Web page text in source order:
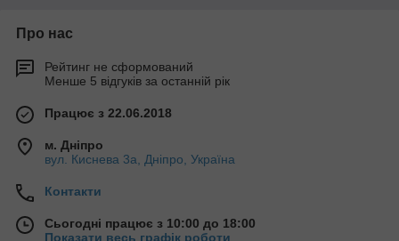
Про нас
Рейтинг не сформований
Менше 5 відгуків за останній рік
Працює з 22.06.2018
м. Дніпро
вул. Киснева 3а, Дніпро, Україна
Контакти
Сьогодні працює з 10:00 до 18:00
Показати весь графік роботи